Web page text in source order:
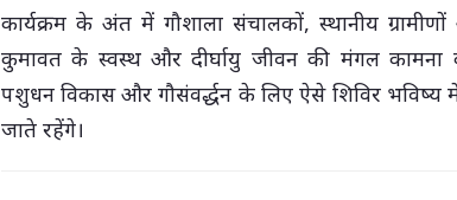
कार्यक्रम के अंत में गौशाला संचालकों, स्थानीय ग्रामीणों
कुमावत के स्वस्थ और दीर्घायु जीवन की मंगल कामना
पशुधन विकास और गौसंवर्द्धन के लिए ऐसे शिविर
जाते रहेंगे।